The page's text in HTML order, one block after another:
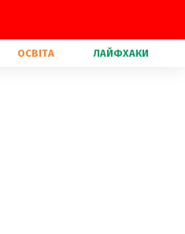
ОСВІТА ЛАЙФХАКИ